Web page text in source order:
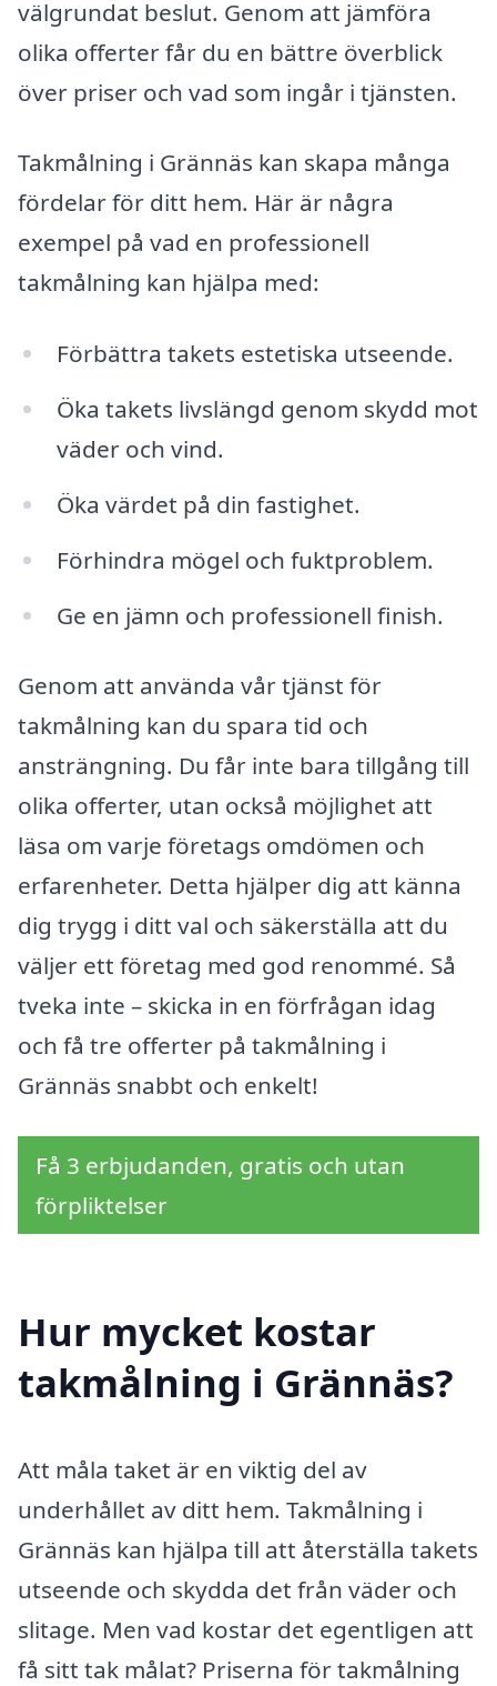
välgrundat beslut. Genom att jämföra
olika offerter får du en bättre överblick
över priser och vad som ingår i tjänsten.
Takmålning i Grännäs kan skapa många
fördelar för ditt hem. Här är några
exempel på vad en professionell
takmålning kan hjälpa med:
Förbättra takets estetiska utseende.
Öka takets livslängd genom skydd mot
väder och vind.
Öka värdet på din fastighet.
Förhindra mögel och fuktproblem.
Ge en jämn och professionell finish.
Genom att använda vår tjänst för
takmålning kan du spara tid och
ansträngning. Du får inte bara tillgång till
olika offerter, utan också möjlighet att
läsa om varje företags omdömen och
erfarenheter. Detta hjälper dig att känna
dig trygg i ditt val och säkerställa att du
väljer ett företag med god renommé. Så
tveka inte – skicka in en förfrågan idag
och få tre offerter på takmålning i
Grännäs snabbt och enkelt!
Få 3 erbjudanden, gratis och utan
förpliktelser
Hur mycket kostar
takmålning i Grännäs?
Att måla taket är en viktig del av
underhållet av ditt hem. Takmålning i
Grännäs kan hjälpa till att återställa takets
utseende och skydda det från väder och
slitage. Men vad kostar det egentligen att
få sitt tak målat? Priserna för takmålning